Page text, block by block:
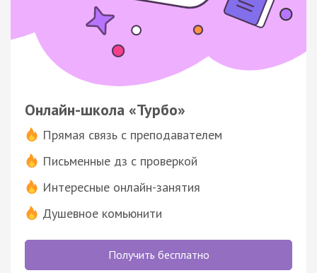
Онлайн-школа «Турбо»
Прямая связь с преподавателем
Письменные дз с проверкой
Интересные онлайн-занятия
Душевное комьюнити
Получить бесплатно